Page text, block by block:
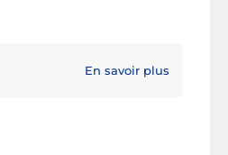
En savoir plus